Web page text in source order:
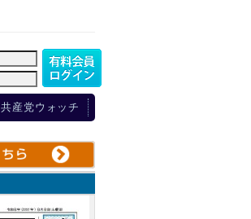
共産党ウォッチ